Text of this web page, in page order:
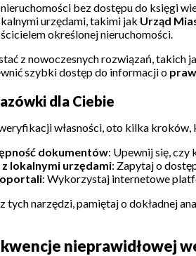
bez dostępu do księgi
urzędami, takimi jak Urząd
określonej nieruchomości.
z nowoczesnych rozwiązań, takich
szybki dostęp do informacji o
dla Ciebie
własności, oto kilka
dokumentów: Upewnij się, czy
lokalnymi urzędami: Zapytaj o
: Wykorzystaj internetowe
tych narzędzi, pamiętaj o dokładnej
nieprawidłowej